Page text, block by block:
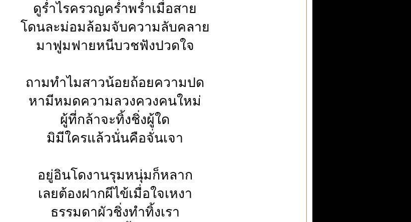
ดูร่ำไรครวญคร่ำพร่ำเมื่อสาย
โดนละม่อมล้อมจับความลับคลาย
มาฟูมฟายหนีบวชฟังปวดใจ
ถามทำไมสาวน้อยถ้อยความปด
หามีหมดความลวงควงคนใหม่
ผู้ที่กล้าจะทิ้งชิ่งผู้ใด
มิมีใครแล้วนั่นคือจั่นเจา
อยู่อินโดงานรุมหนุ่มก็หลาก
เลยต้องฝากผีไข้เมื่อใจเหงา
ธรรมดาผัวชิ่งทำทิ้งเรา